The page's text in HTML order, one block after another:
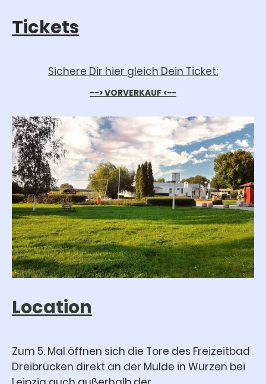
Tickets
Sichere Dir hier gleich Dein Ticket:
--> VORVERKAUF <--
Location
Zum 5. Mal öffnen sich die Tore des Freizeitbad
Dreibrücken direkt an der Mulde in Wurzen bei